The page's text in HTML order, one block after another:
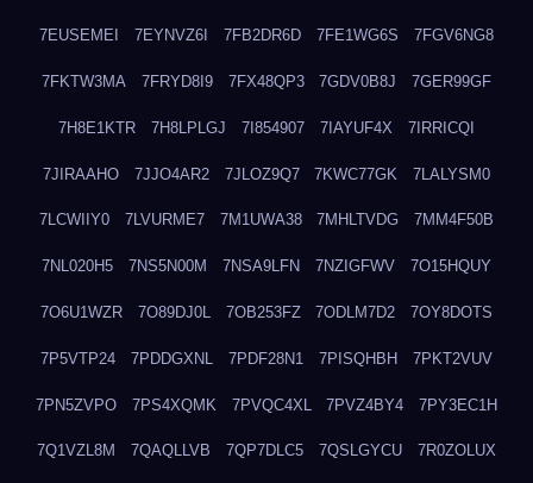
7EUSEMEI 7EYNVZ6I 7FB2DR6D 7FE1WG6S 7FGV6NG8
7FKTW3MA 7FRYD8I9 7FX48QP3 7GDV0B8J 7GER99GF
7H8E1KTR 7H8LPLGJ 7I854907 7IAYUF4X 7IRRICQI
7JIRAAHO 7JJO4AR2 7JLOZ9Q7 7KWC77GK 7LALYSM0
7LCWIIY0 7LVURME7 7M1UWA38 7MHLTVDG 7MM4F50B
7NL020H5 7NS5N00M 7NSA9LFN 7NZIGFWV 7O15HQUY
7O6U1WZR 7O89DJ0L 7OB253FZ 7ODLM7D2 7OY8DOTS
7P5VTP24 7PDDGXNL 7PDF28N1 7PISQHBH 7PKT2VUV
7PN5ZVPO 7PS4XQMK 7PVQC4XL 7PVZ4BY4 7PY3EC1H
7Q1VZL8M 7QAQLLVB 7QP7DLC5 7QSLGYCU 7R0ZOLUX